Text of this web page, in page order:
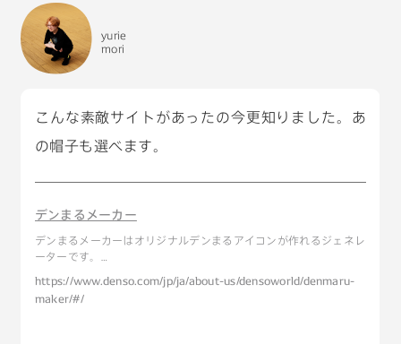
Information
About
Join
プライバシーポリシー
yurie
mori
こんな素敵サイトがあったの今更知りました。あ
の帽子も選べます。
デンまるメーカー
デンまるメーカーはオリジナルデンまるアイコンが作れるジェネレ
ーターです。
https://www.denso.com/jp/ja/about-us/densoworld/denmaru-
maker/#/